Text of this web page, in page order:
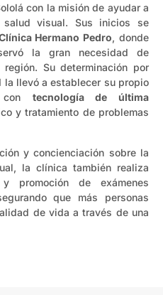
con la misión de ayudar a
visual. Sus inicios se
Hermano Pedro, donde
la gran necesidad de
Su determinación por
llevó a establecer su propio
con tecnología de última
y tratamiento de problemas
y concienciación sobre la
la clínica también realiza
promoción de exámenes
que más personas
de vida a través de una